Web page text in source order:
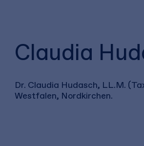
Claudia
Dr. Claudia Hudasch, LL.M.
Westfalen, Nordkirchen.